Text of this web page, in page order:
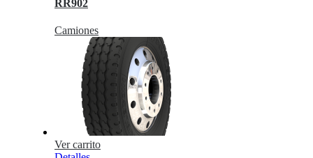
RR902
Camiones
Ver carrito